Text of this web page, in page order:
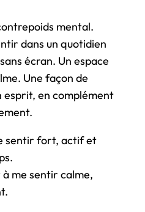
mental.
dans un quotidien
écran. Un espace
Une façon de
esprit, en complément
sentir fort, actif et
à me sentir calme,